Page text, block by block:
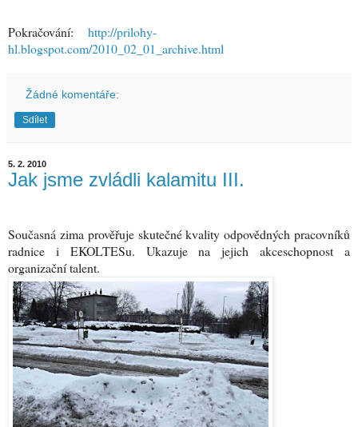
Pokračování: http://prilohy-
hl.blogspot.com/2010_02_01_archive.html
Žádné komentáře:
Sdílet
5. 2. 2010
Jak jsme zvládli kalamitu III.
Současná zima prověřuje skutečné kvality odpovědných pracovníků
radnice i EKOLTESu. Ukazuje na jejich akceschopnost a
organizační talent.